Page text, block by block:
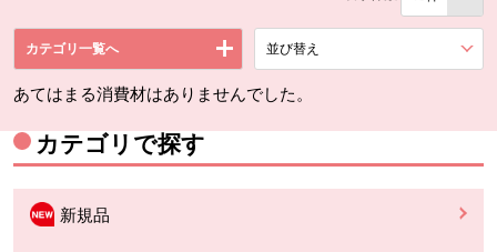
カテゴリ一覧へ 並び替え
あてはまる消費材はありませんでした。
カテゴリで探す
新規品